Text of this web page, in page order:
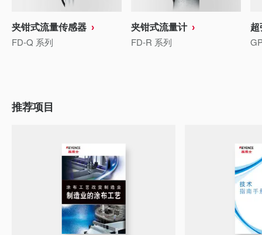
夹钳式流量传感器
FD-Q 系列
夹钳式流量计
FD-R 系列
推荐项目